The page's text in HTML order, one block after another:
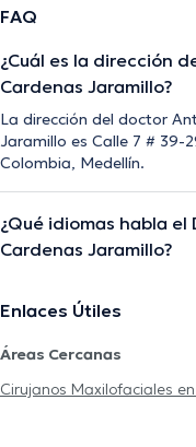
FAQ
¿Cuál es la dirección
Cardenas Jaramillo?
La dirección del doctor
Jaramillo es Calle 7 # 39-
Colombia, Medellín.
¿Qué idiomas habla el
Cardenas Jaramillo?
Enlaces Útiles
Áreas Cercanas
Cirujanos Maxilofaciales